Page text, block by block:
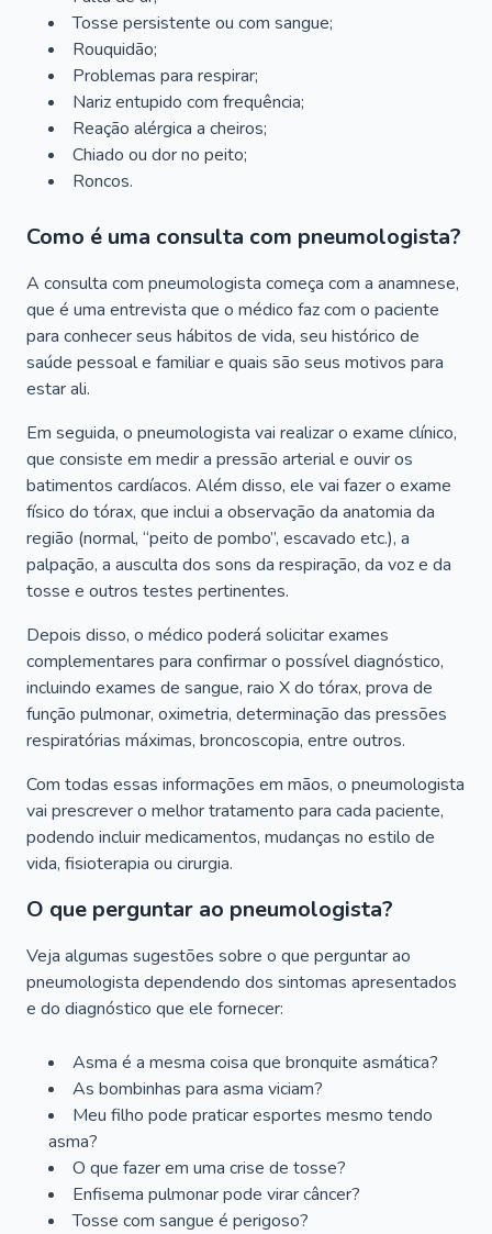
Tosse persistente ou com sangue;
Rouquidão;
Problemas para respirar;
Nariz entupido com frequência;
Reação alérgica a cheiros;
Chiado ou dor no peito;
Roncos.
Como é uma consulta com pneumologista?
A consulta com pneumologista começa com a anamnese,
que é uma entrevista que o médico faz com o paciente
para conhecer seus hábitos de vida, seu histórico de
saúde pessoal e familiar e quais são seus motivos para
estar ali.
Em seguida, o pneumologista vai realizar o exame clínico,
que consiste em medir a pressão arterial e ouvir os
batimentos cardíacos. Além disso, ele vai fazer o exame
físico do tórax, que inclui a observação da anatomia da
região (normal, “peito de pombo”, escavado etc.), a
palpação, a ausculta dos sons da respiração, da voz e da
tosse e outros testes pertinentes.
Depois disso, o médico poderá solicitar exames
complementares para confirmar o possível diagnóstico,
incluindo exames de sangue, raio X do tórax, prova de
função pulmonar, oximetria, determinação das pressões
respiratórias máximas, broncoscopia, entre outros.
Com todas essas informações em mãos, o pneumologista
vai prescrever o melhor tratamento para cada paciente,
podendo incluir medicamentos, mudanças no estilo de
vida, fisioterapia ou cirurgia.
O que perguntar ao pneumologista?
Veja algumas sugestões sobre o que perguntar ao
pneumologista dependendo dos sintomas apresentados
e do diagnóstico que ele fornecer:
Asma é a mesma coisa que bronquite asmática?
As bombinhas para asma viciam?
Meu filho pode praticar esportes mesmo tendo
asma?
O que fazer em uma crise de tosse?
Enfisema pulmonar pode virar câncer?
Tosse com sangue é perigoso?